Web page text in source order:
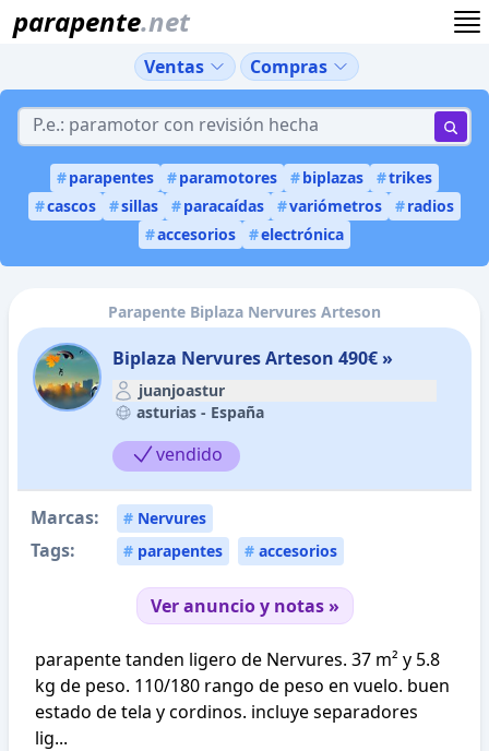
parapente.net
Ventas Compras
#parapentes #paramotores #biplazas #trikes
#cascos #sillas #paracaídas #variómetros #radios
#accesorios #electrónica
Parapente Biplaza Nervures Arteson
Biplaza Nervures Arteson 490€ »
juanjoastur
asturias - España
vendido
Marcas: # Nervures
Tags: # parapentes # accesorios
Ver anuncio y notas »
parapente tanden ligero de Nervures. 37 m² y 5.8
kg de peso. 110/180 rango de peso en vuelo. buen
estado de tela y cordinos. incluye separadores
lig...